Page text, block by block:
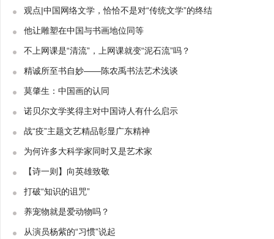
观点|中国网络文学，恰恰不是对“传统文学”的终结
他让雕塑在中国与书画地位同等
不上网课是“清流”，上网课就变“泥石流”吗？
精诚所至书自妙——陈农禹书法艺术浅谈
莫肇生：中国画的认同
诺贝尔文学奖得主对中国诗人有什么启示
战“疫”主题文艺精品彰显广东精神
为何许多大科学家同时又是艺术家
【诗一则】向英雄致敬
打破“知识的诅咒”
养宠物就是爱动物吗？
从演员杨紫的“习惯”说起